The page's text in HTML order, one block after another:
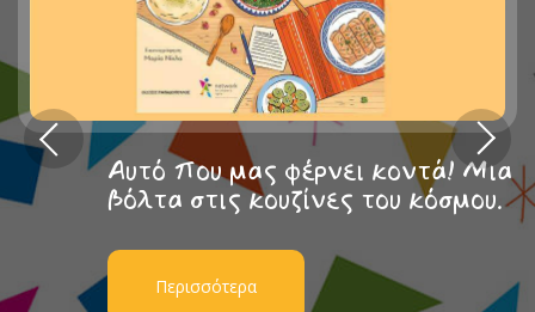
Αυτό που μας φέρνει κοντά! Μια
βόλτα στις κουζίνες του κόσμου.
Περισσότερα